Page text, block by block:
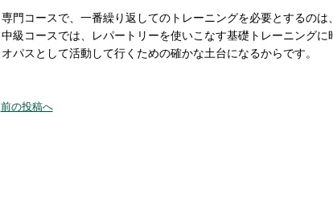
専門コースで、一番繰り返してのトレーニングを必要とするのは
中級コースでは、レパートリーを使いこなす基礎トレーニング
オパスとして活動して行くための確かな土台になるからです。
前の投稿へ